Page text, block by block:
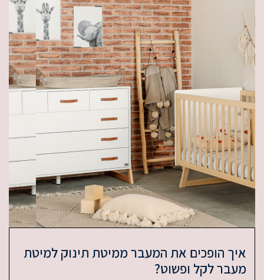
איך הופכים את המעבר ממיטת תינוק למיטת
מעבר לקל ופשוט?